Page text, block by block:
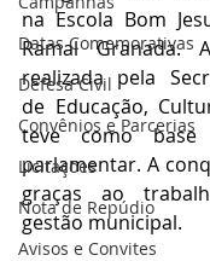
Datas Comemorativas
Defesa Civil
Convênios e Parcerias
Licitações
Nota de Repúdio
Avisos e Convites
na Escola Bom
Ramal Granada.
realizada pela
de Educação,
teve como base
parlamentar. A
graças ao
gestão municipal.